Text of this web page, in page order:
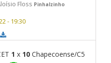
Floss Pinhalzinho
- 19:30
1 x 10 Chapecoense/C5